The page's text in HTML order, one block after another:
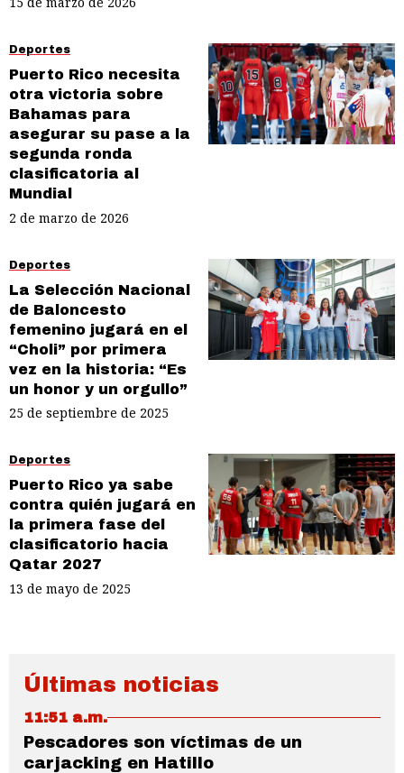
Deportes
Puerto Rico necesita
otra victoria sobre
Bahamas para
asegurar su pase a la
segunda ronda
clasificatoria al
Mundial
2 de marzo de 2026
Deportes
La Selección Nacional
de Baloncesto
femenino jugará en el
“Choli” por primera
vez en la historia: “Es
un honor y un orgullo”
25 de septiembre de 2025
Deportes
Puerto Rico ya sabe
contra quién jugará en
la primera fase del
clasificatorio hacia
Qatar 2027
13 de mayo de 2025
Últimas noticias
11:51 a.m.
Pescadores son víctimas de un
carjacking en Hatillo